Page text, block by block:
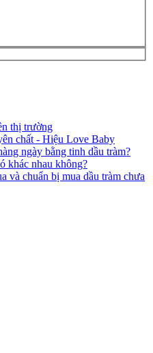
thị trường
chất - Hiệu Love Baby
ngày bằng tinh dầu tràm?
khác nhau không?
và chuẩn bị mua dầu tràm chưa